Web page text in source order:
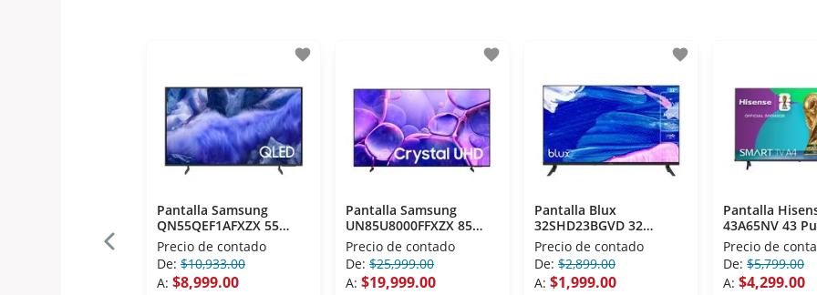
favorite
Pantalla Samsung
QN55QEF1AFXZX 55
Pulgadas QLED
Precio de contado
De: $10,933.00
A: $8,999.00
favorite
Pantalla Samsung
UN85U8000FFXZX 85
Pulgadas Crystal
Precio de contado
De: $25,999.00
A: $19,999.00
favorite
Pantalla Blux
32SHD23BGVD 32
Pulgadas LED
Precio de contado
De: $2,899.00
A: $1,999.00
Pantalla
43A65NV 43
LED
Precio de
De: $5,799.00
A: $4,299.00